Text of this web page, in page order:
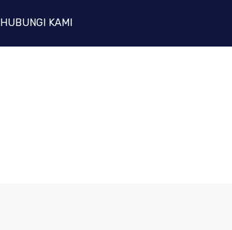
HUBUNGI KAMI